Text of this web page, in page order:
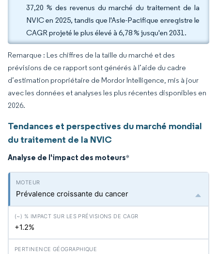
37,20 % des revenus du marché du traitement de la
NVIC en 2025, tandis que l'Asie-Pacifique enregistre le
CAGR projeté le plus élevé à 6,78 % jusqu'en 2031.
Remarque : Les chiffres de la taille du marché et des
prévisions de ce rapport sont générés à l’aide du cadre
d’estimation propriétaire de Mordor Intelligence, mis à jour
avec les données et analyses les plus récentes disponibles en
2026.
Tendances et perspectives du marché mondial
du traitement de la NVIC
Analyse de l'impact des moteurs*
Prévalence croissante du cancer
+1.2%